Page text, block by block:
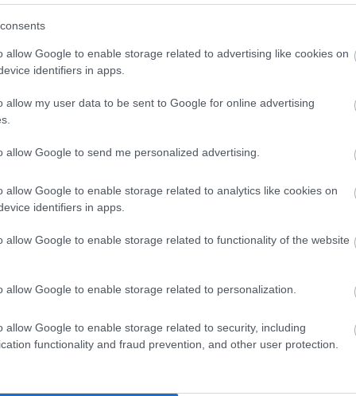
allow Google to enable storage related to advertising like cookies on
identifiers in apps.
allow my user data to be sent to Google for online advertising
allow Google to send me personalized advertising.
allow Google to enable storage related to analytics like cookies on
identifiers in apps.
allow Google to enable storage related to functionality of the website
allow Google to enable storage related to personalization.
allow Google to enable storage related to security, including
functionality and fraud prevention, and other user protection.
egy emelkedő zászló és rúd árfolyam-mintából, és erős napi
0,000025 dollár árfolyamot érhet el 2025 előtt, ami
mutat
regisztrált, piaci értéke 15 milliárd dollárról 12,8
(whale investors) egyetlen nap alatt körülbelül 60
kilátásokat jelez.
helyreállását sugallják, az oszcillátorok továbbra is
volatilitása miatt.
most az új, ígéretes kriptovaluták felé fordul – köztük a
800 ezer dollárt gyűjtött össze, és várhatóan 5 880%-os
mint 10 000 dollár értékben vásárolnak RTX tokent, VIP
számlavezetőt és akár 18%-os éves kamatot (APY)